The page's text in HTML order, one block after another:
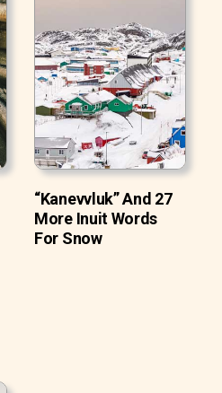
“Kanevvluk” And 27
More Inuit Words
For Snow